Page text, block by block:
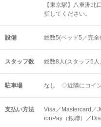
【東京駅】八重洲北
指してください。
設備 総数5(ベッド5／完
スタッフ数 総数8人(スタッフ5
駐車場 なし ◇近隣にコイン
支払い方法
Visa／Mastercard／
ionPay（銀聯）／